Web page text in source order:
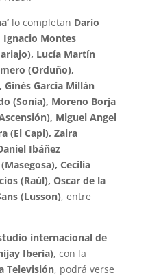
lo completan Darío
Ignacio Montes
Lucía Martín
(Orduño),
Ginés García Millán
(Sonia), Moreno Borja
Miguel Angel
(El Capi), Zaira
Ibáñez
Cecilia
(Raúl), Oscar de la
(Lusson), entre
internacional de
Iberia), con la
Televisión, podrá verse